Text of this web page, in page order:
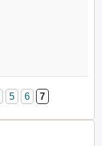
5 6 7